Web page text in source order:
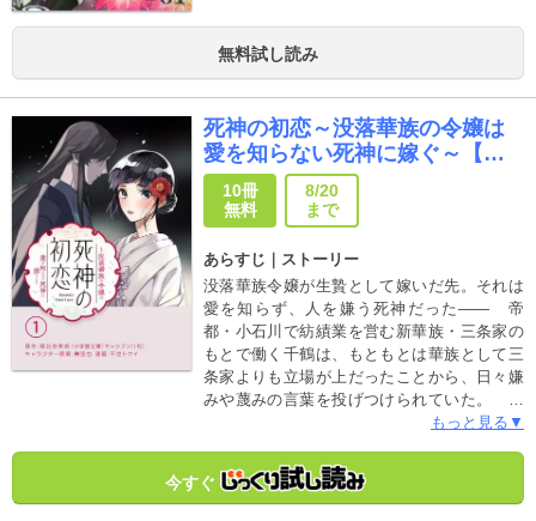
語、開幕です！
無料試し読み
死神の初恋～没落華族の令嬢は
愛を知らない死神に嫁ぐ～【単
話】
10冊
無料
8/20
まで
あらすじ｜ストーリー
没落華族令嬢が生贄として嫁いだ先。それは
愛を知らず、人を嫌う死神だった―― 帝
都・小石川で紡績業を営む新華族・三条家の
もとで働く千鶴は、もともとは華族として三
条家よりも立場が上だったことから、日々嫌
みや蔑みの言葉を投げつけられていた。 そ
んな中、街では病が流行り、次々と人々が“あ
神が立った――」病を流行らせ人々を死へと
導く死神の怒りを鎮めるため、千鶴は「生贄
もっと見る▼
今すぐ